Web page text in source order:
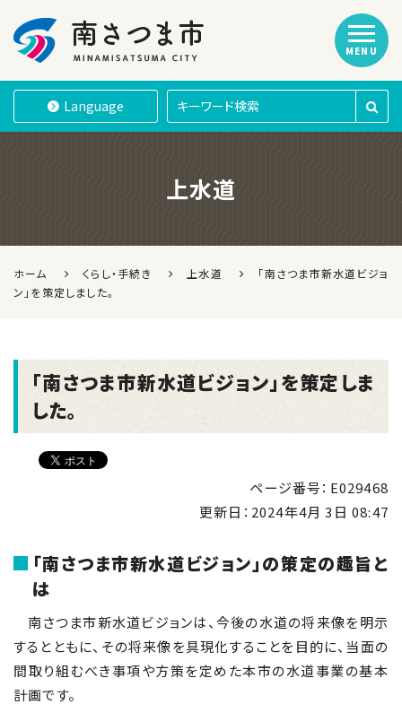
南さつま市
Language
MENU
上水道
ホーム くらし・手続き 上水道
「南さつま市新水道ビジョ
ン」を策定しました。
「南さつま市新水道ビジョン」を策定しま
した。
ページ番号：E029468
更新日： 2024年4月 3日 08:47
「南さつま市新水道ビジョン」の策定の趣旨と
は
南さつま市新水道ビジョンは、今後の水道の将来像を明示
するとともに、その将来像を具現化することを目的に、当面の
間取り組むべき事項や方策を定めた本市の水道事業の基本
計画です。